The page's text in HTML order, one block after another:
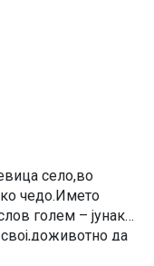
село,во
чедо.Името
голем – јунак
да
крај,народот